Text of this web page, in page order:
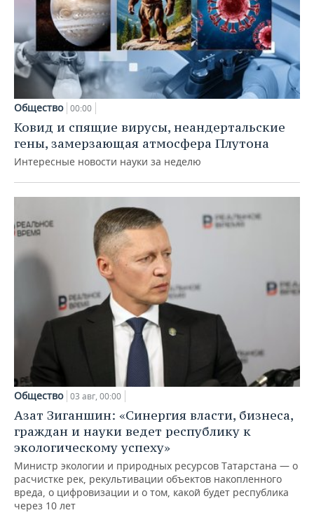
Общество 00:00
Ковид и спящие вирусы, неандертальские
гены, замерзающая атмосфера Плутона
Интересные новости науки за неделю
Общество 03 авг, 00:00
Азат Зиганшин: «Синергия власти, бизнеса,
граждан и науки ведет республику к
экологическому успеху»
Министр экологии и природных ресурсов Татарстана — о
расчистке рек, рекультивации объектов накопленного
вреда, о цифровизации и о том, какой будет республика
через 10 лет